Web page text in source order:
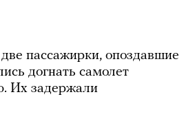
пассажирки, опоздавшие
догнать самолет
Их задержали